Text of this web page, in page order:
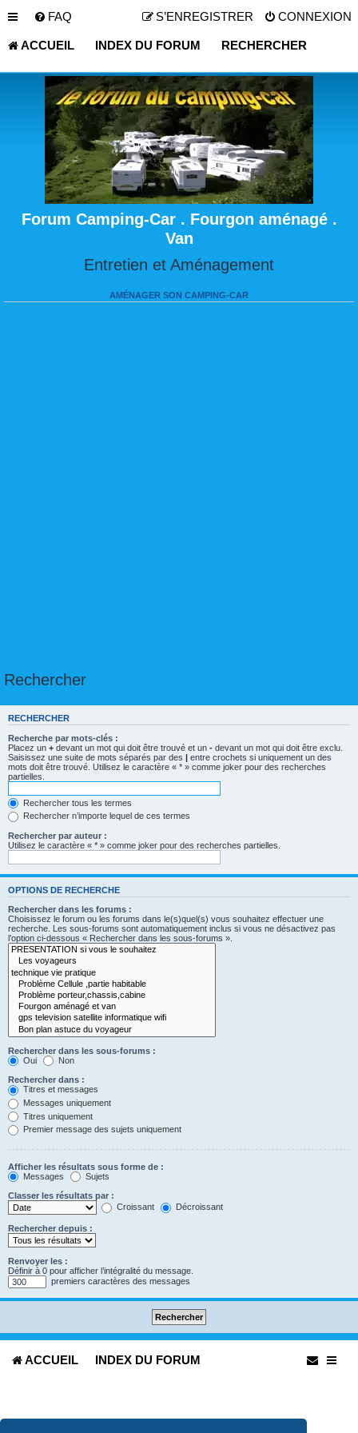
FAQ CONNEXION
S’ENREGISTRER
ACCUEIL INDEX DU FORUM RECHERCHER
Forum Camping-Car . Fourgon aménagé .
Van
Entretien et Aménagement
AMÉNAGER SON CAMPING-CAR
Rechercher
RECHERCHER
Recherche par mots-clés :
Placez un + devant un mot qui doit être trouvé et un - devant un mot qui doit être exclu.
Saisissez une suite de mots séparés par des | entre crochets si uniquement un des
mots doit être trouvé. Utilisez le caractère « * » comme joker pour des recherches
partielles.
Rechercher tous les termes
Rechercher n’importe lequel de ces termes
Rechercher par auteur :
Utilisez le caractère « * » comme joker pour des recherches partielles.
OPTIONS DE RECHERCHE
Rechercher dans les forums :
Choisissez le forum ou les forums dans le(s)quel(s) vous souhaitez effectuer une
recherche. Les sous-forums sont automatiquement inclus si vous ne désactivez pas
l’option ci-dessous « Rechercher dans les sous-forums ».
Rechercher dans les sous-forums :
Oui
Non
Rechercher dans :
Titres et messages
Messages uniquement
Titres uniquement
Premier message des sujets uniquement
Afficher les résultats sous forme de :
Messages
Sujets
Classer les résultats par :
Croissant
Décroissant
Rechercher depuis :
Renvoyer les :
Définir à 0 pour afficher l’intégralité du message.
premiers caractères des messages
ACCUEIL INDEX DU FORUM